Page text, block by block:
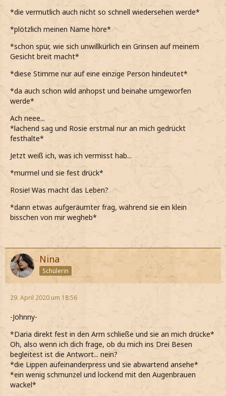
*die vermutlich auch nicht so schnell wiedersehen werde*
*plötzlich meinen Name höre*
*schon spür, wie sich unwillkürlich ein Grinsen auf meinem
Gesicht breit macht*
*diese Stimme nur auf eine einzige Person hindeutet*
*da auch schon wild anhopst und beinahe umgeworfen
werde*
Ach neee...
*lachend sag und Rosie erstmal nur an mich gedrückt
festhalte*
Jetzt weiß ich, was ich vermisst hab...
*murmel und sie fest drück*
Rosie! Was macht das Leben?
*dann etwas aufgeräumter frag, während sie ein klein
bisschen von mir wegheb*
Nina
Schülerin
29. April 2020 um 18:56
-Johnny-
*Daria direkt fest in den Arm schließe und sie an mich drücke*
Oh, also wenn ich dich frage, ob du mich ins Drei Besen
begleitest ist die Antwort... nein?
*die Lippen aufeinanderpress und sie abwartend ansehe*
*ein wenig schmunzel und lockend mit den Augenbrauen
wackel*